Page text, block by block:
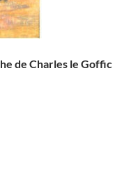
de Charles le Goffic